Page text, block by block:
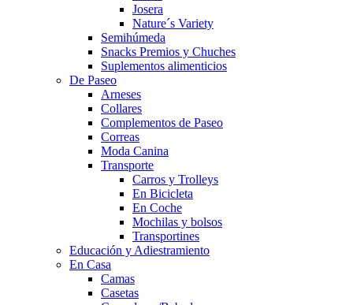
Josera
Nature´s Variety
Semihúmeda
Snacks Premios y Chuches
Suplementos alimenticios
De Paseo
Arneses
Collares
Complementos de Paseo
Correas
Moda Canina
Transporte
Carros y Trolleys
En Bicicleta
En Coche
Mochilas y bolsos
Transportines
Educación y Adiestramiento
En Casa
Camas
Casetas